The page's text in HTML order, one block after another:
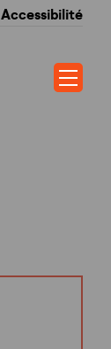
Accessibilité